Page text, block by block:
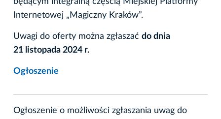
Internetowej „Magiczny Kraków”.
Uwagi do oferty można zgłaszać do dnia
21 listopada 2024 r.
Ogłoszenie
Ogłoszenie o możliwości zgłaszania uwag do